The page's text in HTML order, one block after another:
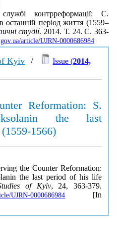
контрреформації: С.
останній період життя (1559–
студії. 2014. Т. 24. С. 363-
article/UJRN-0000686984
Kyiv / Issue (2014,
Reformation: S.
the last
1566)
the Counter Reformation:
the last period of his life
of Kyiv, 24, 363-379.
UJRN-0000686984 [In